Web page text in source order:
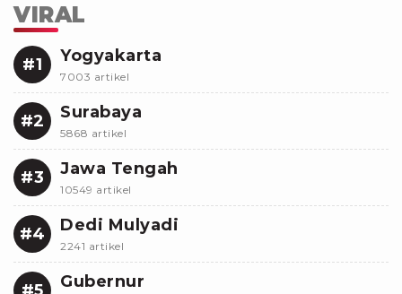
VIRAL
#1 Yogyakarta
7003 artikel
#2 Surabaya
5868 artikel
#3 Jawa Tengah
10549 artikel
#4 Dedi Mulyadi
2241 artikel
Gubernur